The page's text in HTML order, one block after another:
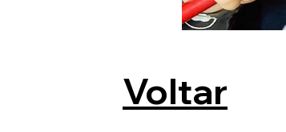
Voltar